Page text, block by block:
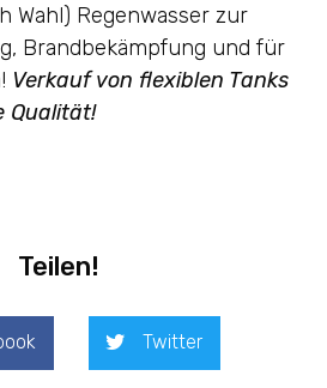
Wahl) Regenwasser zur
Brandbekämpfung und für
Verkauf von flexiblen Tanks
Qualität!
Teilen!
Twitter